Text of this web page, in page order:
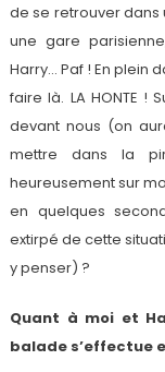
de se retrouver dans
une gare
Harry… Paf ! En plein
faire là. LA HONTE !
devant nous (on
mettre dans la
heureusement sur
en quelques
extirpé de cette
y penser) ?
Quant à moi et
balade s’effectue